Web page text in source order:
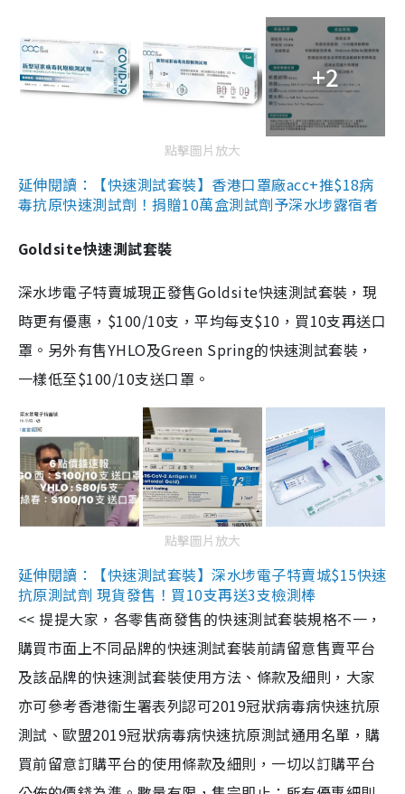
+2
點擊圖片放大
延伸閱讀：【快速測試套裝】香港口罩廠acc+推$18病
毒抗原快速測試劑！捐贈10萬盒測試劑予深水埗露宿者
Goldsite快速測試套裝
深水埗電子特賣城現正發售Goldsite快速測試套裝，現
時更有優惠，$100/10支，平均每支$10，買10支再送口
罩。另外有售YHLO及Green Spring的快速測試套裝，
一樣低至$100/10支送口罩。
點擊圖片放大
延伸閱讀：【快速測試套裝】深水埗電子特賣城$15快速
抗原測試劑 現貨發售！買10支再送3支檢測棒
<< 提提大家，各零售商發售的快速測試套裝規格不一，
購買市面上不同品牌的快速測試套裝前請留意售賣平台
及該品牌的快速測試套裝使用方法、條款及細則，大家
亦可參考香港衞生署表列認可2019冠狀病毒病快速抗原
測試、歐盟2019冠狀病毒病快速抗原測試通用名單，購
買前留意訂購平台的使用條款及細則，一切以訂購平台